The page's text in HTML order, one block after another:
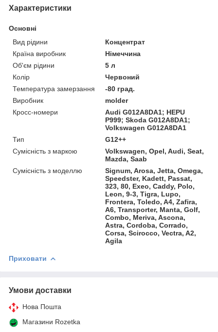
Характеристики
Основні
Вид рідини
Концентрат
Країна виробник
Німеччина
Об'єм рідини
5 л
Колір
Червоний
Температура замерзання
-80 град.
Виробник
molder
Кросс-номери
Audi G012A8DA1; HEPU
P999; Skoda G012A8DA1;
Volkswagen G012A8DA1
Тип
G12++
Сумісність з маркою
Volkswagen, Opel, Audi, Seat,
Mazda, Saab
Сумісність з моделлю
Signum, Arosa, Jetta, Omega,
Speedster, Kadett, Passat,
323, 80, Exeo, Caddy, Polo,
Leon, 9-3, Tigra, Lupo,
Frontera, Toledo, A4, Zafira,
A6, Transporter, Manta, Golf,
Combo, Meriva, Ascona,
Astra, Cordoba, Corrado,
Corsa, Scirocco, Vectra, A2,
Agila
Приховати
Умови доставки
Нова Пошта
Магазини Rozetka